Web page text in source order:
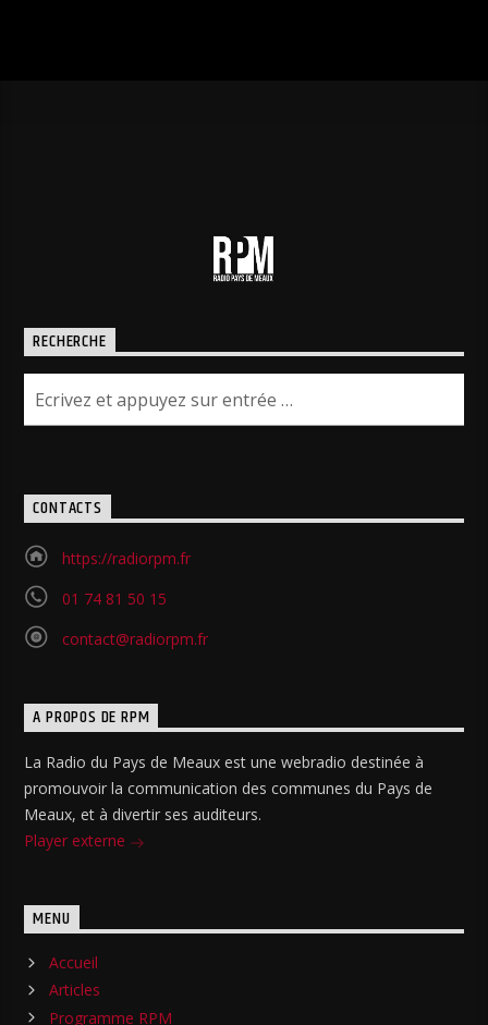
RECHERCHE
CONTACTS
https://radiorpm.fr
01 74 81 50 15
contact@radiorpm.fr
A PROPOS DE RPM
La Radio du Pays de Meaux est une webradio destinée à
promouvoir la communication des communes du Pays de
Meaux, et à divertir ses auditeurs.
Player externe
MENU
Accueil
Articles
Programme RPM